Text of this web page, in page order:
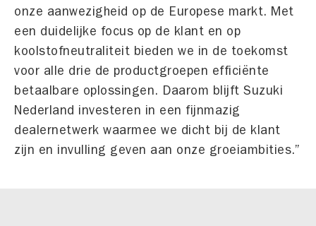
onze aanwezigheid op de Europese markt. Met
een duidelijke focus op de klant en op
koolstofneutraliteit bieden we in de toekomst
voor alle drie de productgroepen efficiënte
betaalbare oplossingen. Daarom blijft Suzuki
Nederland investeren in een fijnmazig
dealernetwerk waarmee we dicht bij de klant
zijn en invulling geven aan onze groeiambities.”